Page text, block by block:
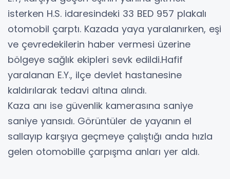
isterken H.S. idaresindeki 33 BED 957 plakalı
otomobil çarptı. Kazada yaya yaralanırken, eşi
ve çevredekilerin haber vermesi üzerine
bölgeye sağlık ekipleri sevk edildi.Hafif
yaralanan E.Y., ilçe devlet hastanesine
kaldırılarak tedavi altına alındı.
Kaza anı ise güvenlik kamerasına saniye
saniye yansıdı. Görüntüler de yayanın el
sallayıp karşıya geçmeye çalıştığı anda hızla
gelen otomobille çarpışma anları yer aldı.